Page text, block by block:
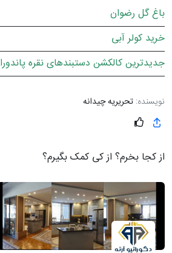
باغ گل رضوان
خرید کولر آبی
جدیدترین کالکشن دستبندهای نقره پاندورا
نویسنده: تحریریه چیدانه
از کجا بخرم؟ از کی کمک بگیرم؟